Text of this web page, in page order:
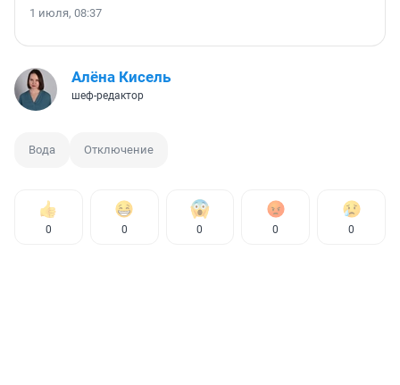
1 июля, 08:37
Алёна Кисель
шеф-редактор
Вода Отключение
0 0 0 0 0